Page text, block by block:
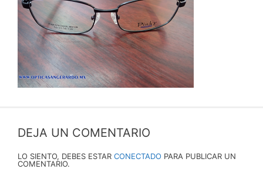
DEJA UN COMENTARIO
LO SIENTO, DEBES ESTAR CONECTADO PARA PUBLICAR UN
COMENTARIO.